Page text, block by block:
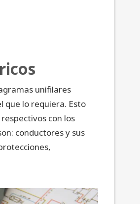
unifilares
que lo requiera. Esto
con los
conductores y sus